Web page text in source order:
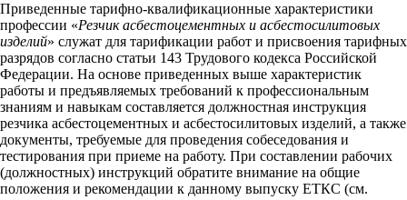
Приведенные тарифно-квалификационные характеристики
профессии «Резчик асбестоцементных и асбестосилитовых
изделий» служат для тарификации работ и присвоения тарифных
разрядов согласно статьи 143 Трудового кодекса Российской
Федерации. На основе приведенных выше характеристик
работы и предъявляемых требований к профессиональным
знаниям и навыкам составляется должностная инструкция
резчика асбестоцементных и асбестосилитовых изделий, а также
документы, требуемые для проведения собеседования и
тестирования при приеме на работу. При составлении рабочих
(должностных) инструкций обратите внимание на общие
положения и рекомендации к данному выпуску ЕТКС (см.